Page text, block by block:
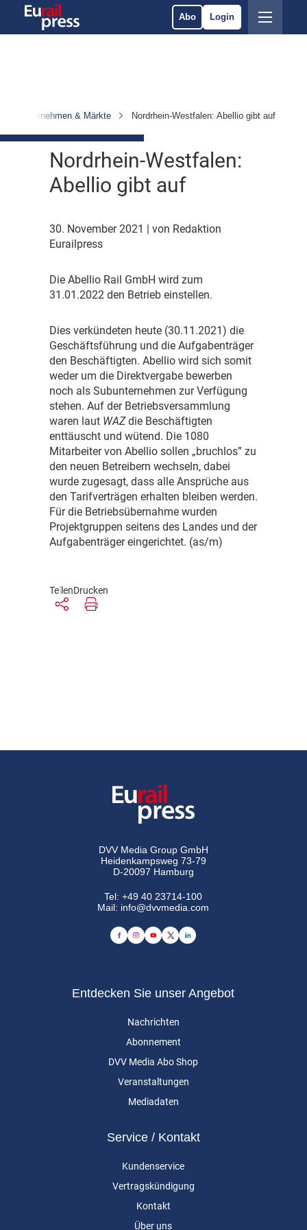
Abo Login
Unternehmen & Märkte Nordrhein-Westfalen: Abellio gibt auf
Nordrhein-Westfalen:
Abellio gibt auf
30. November 2021
| von Redaktion
Eurailpress
Die Abellio Rail GmbH wird zum
31.01.2022 den Betrieb einstellen.
Dies verkündeten heute (30.11.2021) die
Geschäftsführung und die Aufgabenträger
den Beschäftigten. Abellio wird sich somit
weder um die Direktvergabe bewerben
noch als Subunternehmen zur Verfügung
stehen. Auf der Betriebsversammlung
waren laut WAZdie Beschäftigten
enttäuscht und wütend. Die 1080
Mitarbeiter von Abellio sollen „bruchlos” zu
den neuen Betreibern wechseln, dabei
wurde zugesagt, dass alle Ansprüche aus
den Tarifverträgen erhalten bleiben werden.
Für die Betriebsübernahme wurden
Projektgruppen seitens des Landes und der
Aufgabenträger eingerichtet. (as/m)
TeilenDrucken
DVV Media Group GmbH
Heidenkampsweg 73-79
D-20097 Hamburg
Tel:+49 40 23714-100
Mail: info@dvvmedia.com
Entdecken Sie unser Angebot
Nachrichten
Abonnement
DVV Media Abo Shop
Veranstaltungen
Mediadaten
Service / Kontakt
Kundenservice
Vertragskündigung
Kontakt
Über uns